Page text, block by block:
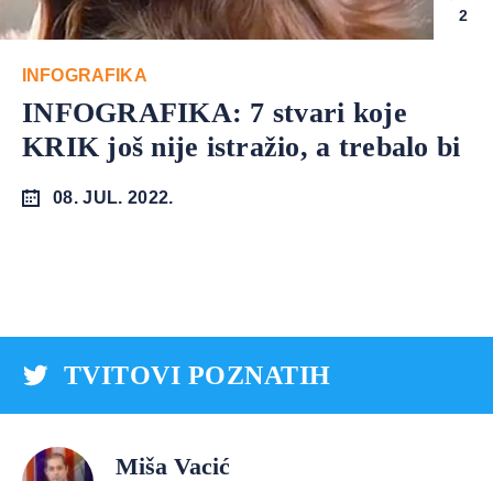
2
INFOGRAFIKA
INFOGRAFIKA: 7 stvari koje
KRIK još nije istražio, a trebalo bi
08. JUL. 2022.
TVITOVI POZNATIH
Miša Vacić